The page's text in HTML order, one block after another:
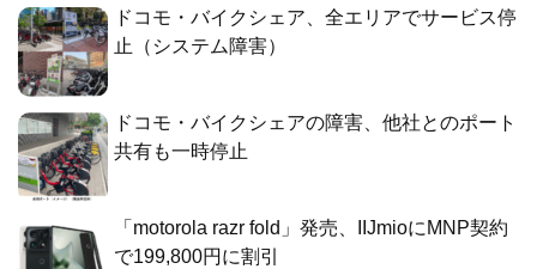
ドコモ・バイクシェア、全エリアでサービス停
止（システム障害）
ドコモ・バイクシェアの障害、他社とのポート
共有も一時停止
「motorola razr fold」発売、IIJmioにMNP契約
で199,800円に割引